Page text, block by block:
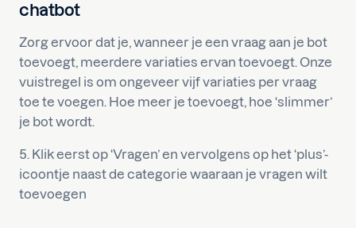
chatbot
Zorg ervoor dat je, wanneer je een vraag aan je bot
toevoegt, meerdere variaties ervan toevoegt. Onze
vuistregel is om ongeveer vijf variaties per vraag
toe te voegen. Hoe meer je toevoegt, hoe ‘slimmer’
je bot wordt.
5. Klik eerst op ‘Vragen’ en vervolgens op het ‘plus’-
icoontje naast de categorie waaraan je vragen wilt
toevoegen